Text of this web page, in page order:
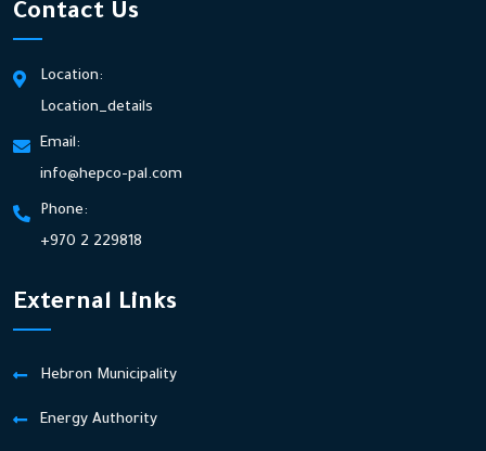
Contact Us
Location:
Location_details
Email:
info@hepco-pal.com
Phone:
+970 2 229818
External Links
Hebron Municipality
Energy Authority